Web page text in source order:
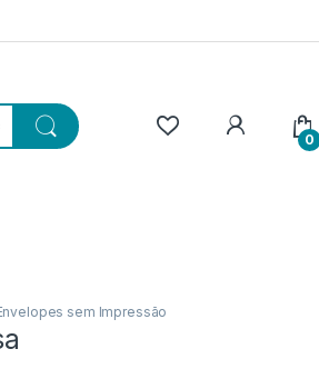
0
sem Impressão